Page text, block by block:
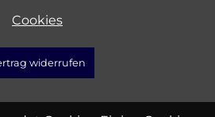
Cookies
widerrufen